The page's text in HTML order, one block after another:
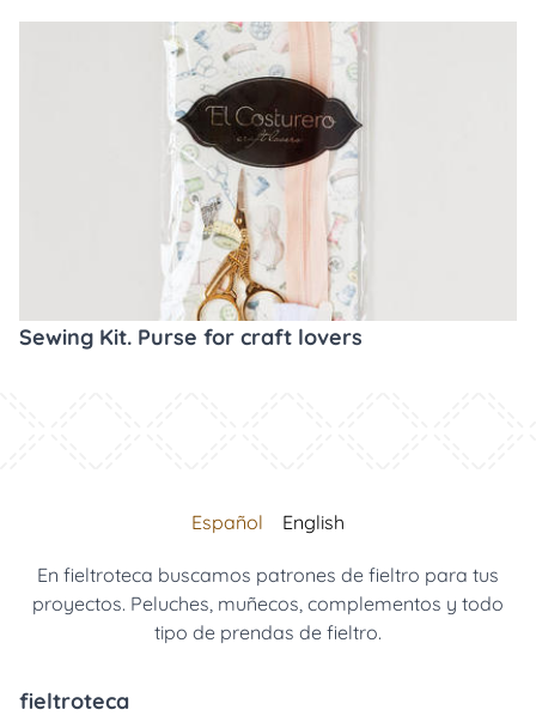
Sewing Kit. Purse for craft lovers
Español English
En fieltroteca buscamos patrones de fieltro para tus
proyectos. Peluches, muñecos, complementos y todo
tipo de prendas de fieltro.
fieltroteca